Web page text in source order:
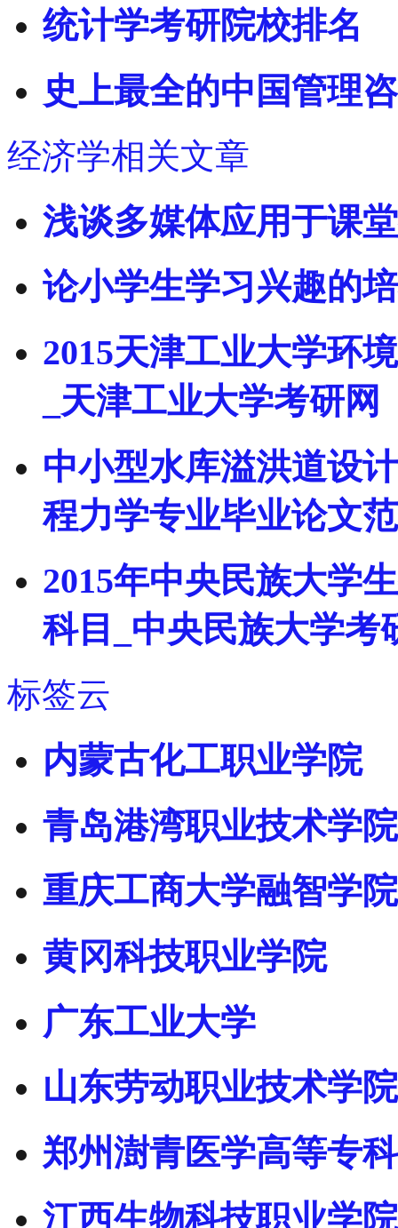
统计学考研院校排名
史上最全的中国管理
经济学相关文章
浅谈多媒体应用于课
论小学生学习兴趣的
2015天津工业大学环
_天津工业大学考研网
中小型水库溢洪道设
程力学专业毕业论文
2015年中央民族大学
科目_中央民族大学考
标签云
内蒙古化工职业学院
青岛港湾职业技术学院
重庆工商大学融智学院
黄冈科技职业学院
广东工业大学
山东劳动职业技术学院
郑州澍青医学高等专
江西生物科技职业学院